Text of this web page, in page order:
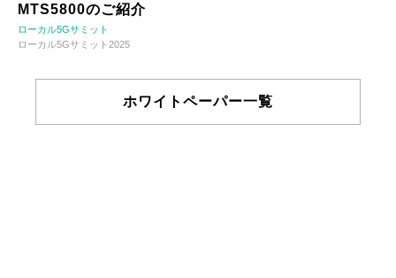
MTS5800のご紹介
ローカル5Gサミット
ローカル5Gサミット2025
ホワイトペーパー一覧